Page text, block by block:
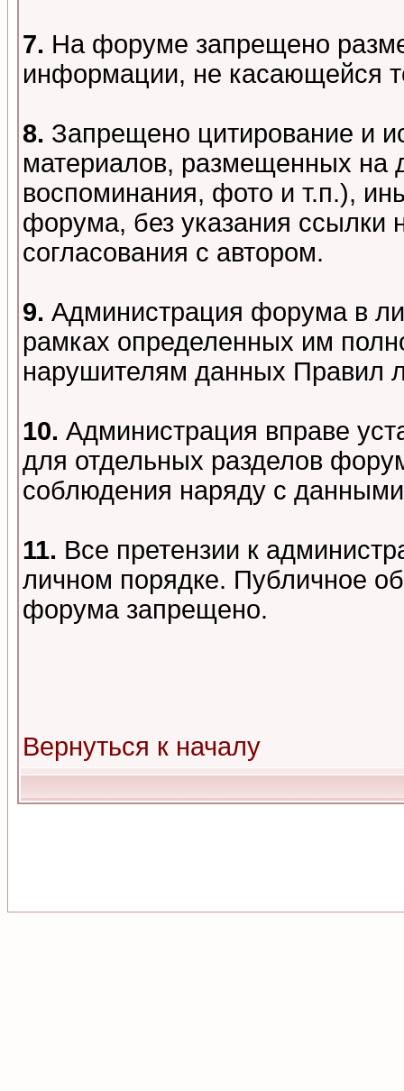
7. На форуме запрещено
информации, не касающейся
8. Запрещено цитирование и
материалов, размещенных на
воспоминания, фото и т.п.),
форума, без указания ссылки
согласования с автором.
9. Администрация форума в
рамках определенных им
нарушителям данных Правил
10. Администрация вправе
для отдельных разделов
соблюдения наряду с
11. Все претензии к
личном порядке. Публичное
форума запрещено.
Вернуться к началу